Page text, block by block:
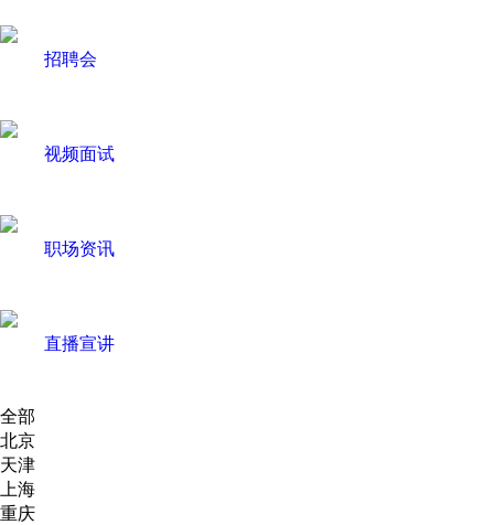
招聘会
视频面试
职场资讯
直播宣讲
全部
北京
天津
上海
重庆